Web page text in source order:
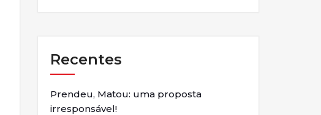
Recentes
Prendeu, Matou: uma proposta
irresponsável!